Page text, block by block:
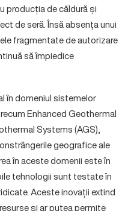
producția de căldură și
de seră. Însă absența unui
fragmentate de autorizare
să împiedice
în domeniul sistemelor
Enhanced Geothermal
Systems (AGS),
geografice ale
în aceste domenii este în
tehnologii sunt testate în
Aceste inovații extind
și ar putea permite